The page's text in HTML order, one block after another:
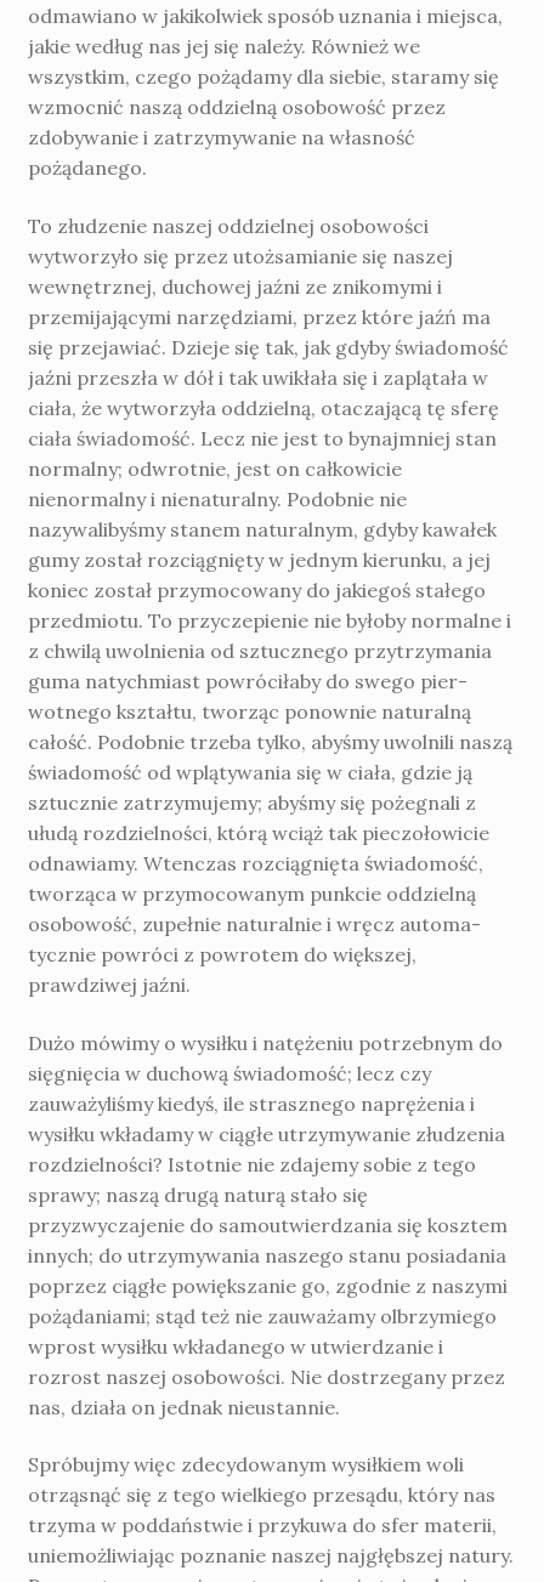
odmawiano w jakikolwiek sposób uznania i miejsca,
jakie według nas jej się należy. Również we
wszystkim, czego pożądamy dla siebie, staramy się
wzmoc­nić naszą oddzielną osobowość przez
zdobywanie i zatrzymywanie na własność
pożądanego.
To złudzenie naszej oddzielnej osobowości
wytworzyło się przez utożsamianie się naszej
wewnętrznej, duchowej jaźni ze znikomymi i
przemijającymi narzędziami, przez które jaźń ma
się przejawiać. Dzieje się tak, jak gdyby świa­domość
jaźni przeszła w dół i tak uwik­łała się i zaplątała w
ciała, że wytworzyła od­dzielną, otaczającą tę sferę
ciała świadomość. Lecz nie jest to bynajmniej stan
normalny; odwrotnie, jest on całkowicie
nienormalny i nienaturalny. Podobnie nie
nazywalibyśmy stanem naturalnym, gdyby kawałek
gumy został rozcią­gnięty w jednym kierunku, a jej
koniec został przymocowany do jakiegoś stałego
przedmiotu. To przyczepie­nie nie byłoby normalne i
z chwilą uwol­nienia od sztucznego przytrzymania
gu­ma natychmiast powróciłaby do swego pier­
wotnego kształtu, tworząc ponownie na­turalną
całość. Podobnie trzeba tylko, abyśmy uwolnili naszą
świadomość od wplątywania się w cia­ła, gdzie ją
sztucznie zatrzymujemy; abyśmy się pożegnali z
ułudą rozdzielności, którą wciąż tak pieczołowicie
odnawiamy. Wtenczas rozciągnięta świadomość,
tworząca w przy­mocowanym punkcie oddzielną
osobowość, zupełnie naturalnie i wręcz automa­
tycznie powróci z powrotem do większej,
prawdziwej jaźni.
Dużo mówimy o wysiłku i natężeniu potrzebnym do
sięgnięcia w duchową świado­mość; lecz czy
zauważyliśmy kiedyś, ile strasz­nego naprężenia i
wysiłku wkładamy w ciągłe utrzymywanie złudzenia
rozdzielności? Istot­nie nie zdajemy sobie z tego
sprawy; naszą drugą naturą stało się
przyzwyczajenie do samoutwierdzania się kosztem
innych; do utrzymywania naszego stanu posiadania
poprzez ciągłe powiększanie go, zgodnie z naszymi
pożądaniami; stąd też nie zauważamy olbrzymiego
wprost wysiłku wkładanego w utwierdzanie i
rozrost naszej osobowości. Nie dostrzegany przez
nas, działa on jednak nieustannie.
Spróbujmy więc zdecydowanym wysił­kiem woli
otrząsnąć się z tego wielkiego prze­sądu, który nas
trzyma w poddaństwie i przy­kuwa do sfer materii,
uniemożliwiając pozna­nie naszej najgłębszej natury.